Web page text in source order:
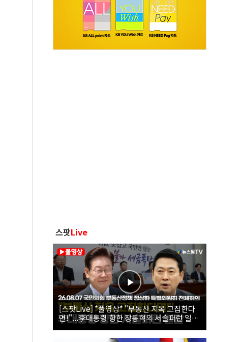
스팟Live
[스팟Live] *풀영상* "부동산 지옥 고집한다
면!"...李대통령 향한 장동혁의 서슬퍼런 일갈
| 26.08.07 국민의힘 부동산정책 정상화 특별
위원회 전체회의